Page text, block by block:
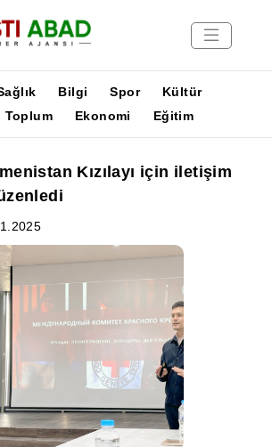
Bilgi Spor
Kültür
Toplum Ekonomi Eğitim
Kızılayı için iletişim